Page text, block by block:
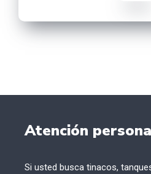
Atención
Si usted busca tinacos,